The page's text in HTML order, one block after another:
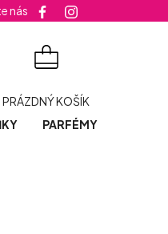
nás
KOŠÍK
PRÁZDNÝ KOŠÍK
PARFÉMY